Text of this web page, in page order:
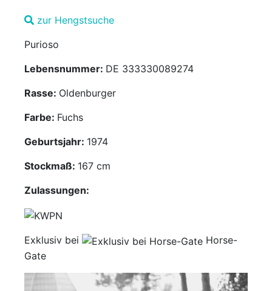
Termine
Gütesiegel
Mediathek
Partner
Account
zur Hengstsuche
Purioso
Lebensnummer: DE 333330089274
Rasse: Oldenburger
Farbe: Fuchs
Geburtsjahr: 1974
Stockmaß: 167 cm
Zulassungen:
Exklusiv bei
Horse-
Gate